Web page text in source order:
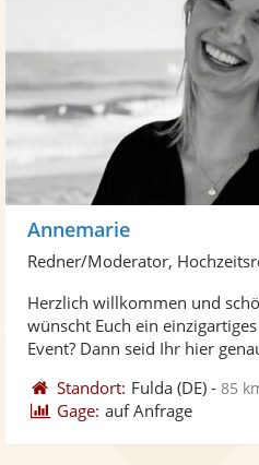
Annemarie
Redner/Moderator,
Herzlich willkommen und
wünscht Euch ein
Event? Dann seid Ihr hier
Standort: Fulda (DE) -85
Gage: auf Anfrage